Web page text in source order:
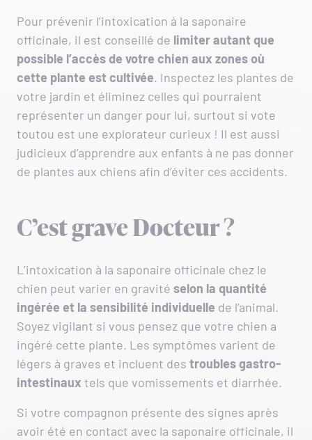
Pour prévenir l’intoxication à la saponaire
officinale, il est conseillé de limiter autant que
possible l’accès de votre chien aux zones où
cette plante est cultivée. Inspectez les plantes de
votre jardin et éliminez celles qui pourraient
représenter un danger pour lui, surtout si vote
toutou est une explorateur curieux ! Il est aussi
judicieux d’apprendre aux enfants à ne pas donner
de plantes aux chiens afin d’éviter ces accidents.
C’est grave Docteur ?
L’intoxication à la saponaire officinale chez le
chien peut varier en gravité selon la quantité
ingérée et la sensibilité individuelle de l’animal.
Soyez vigilant si vous pensez que votre chien a
ingéré cette plante. Les symptômes varient de
légers à graves et incluent des troubles gastro-
intestinaux tels que vomissements et diarrhée.
Si votre compagnon présente des signes après
avoir été en contact avec la saponaire officinale, il